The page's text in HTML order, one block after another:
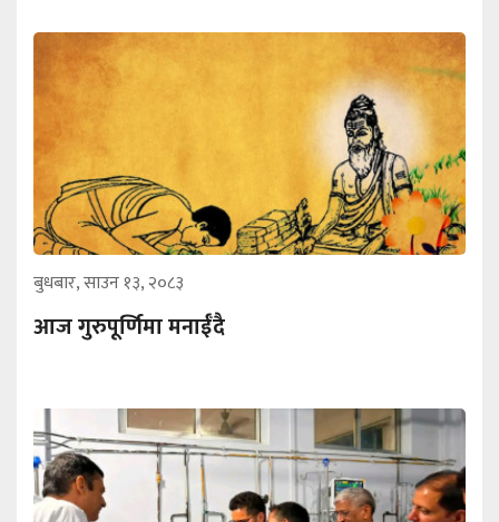
बुधबार, साउन १३, २०८३
आज गुरुपूर्णिमा मनाईँदै